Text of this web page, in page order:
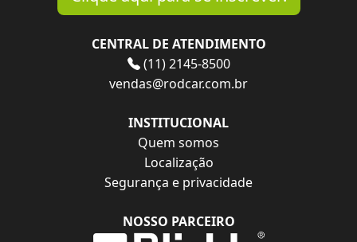
CENTRAL DE ATENDIMENTO
(11) 2145-8500
vendas@rodcar.com.br
INSTITUCIONAL
Quem somos
Localização
Segurança e privacidade
NOSSO PARCEIRO